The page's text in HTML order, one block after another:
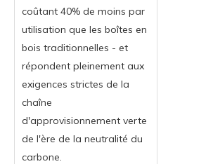
coûtant 40% de moins par
utilisation que les boîtes en
bois traditionnelles - et
répondent pleinement aux
exigences strictes de la
chaîne
d'approvisionnement verte
de l'ère de la neutralité du
carbone.